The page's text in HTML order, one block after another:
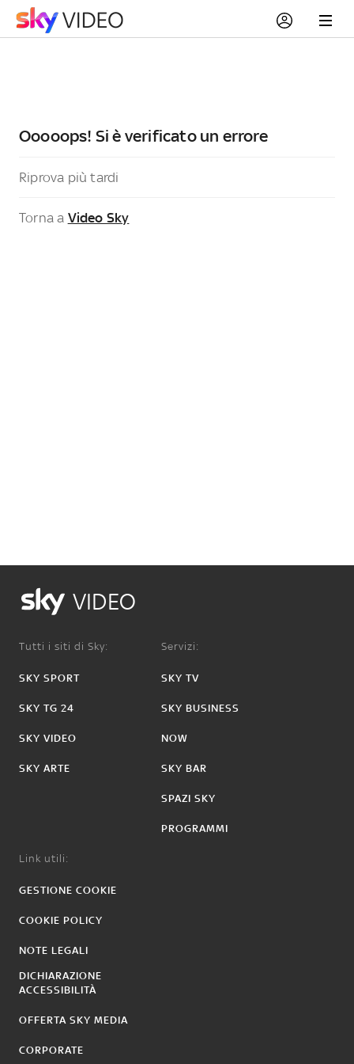
Ooooops! Si è verificato un errore
Riprova più tardi
Torna a Video Sky
VIDEO
Tutti i siti di Sky:
SKY SPORT
SKY TG 24
SKY VIDEO
SKY ARTE
Servizi:
SKY TV
SKY BUSINESS
NOW
SKY BAR
SPAZI SKY
PROGRAMMI
Link utili:
GESTIONE COOKIE
COOKIE POLICY
NOTE LEGALI
DICHIARAZIONE
ACCESSIBILITÀ
OFFERTA SKY MEDIA
CORPORATE